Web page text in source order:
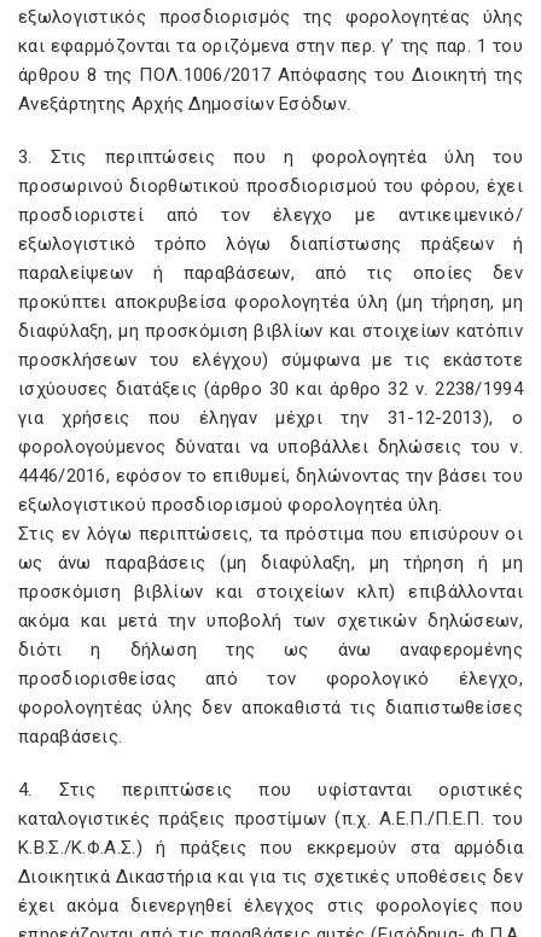
εξωλογιστικός προσδιορισμός της φορολογητέας ύλης
και εφαρμόζονται τα οριζόμενα στην περ. γ’ της παρ. 1 του
άρθρου 8 της ΠΟΛ.1006/2017 Απόφασης του Διοικητή της
Ανεξάρτητης Αρχής Δημοσίων Εσόδων.
3. Στις περιπτώσεις που η φορολογητέα ύλη του
προσωρινού διορθωτικού προσδιορισμού του φόρου, έχει
προσδιοριστεί από τον έλεγχο με αντικειμενικό/
εξωλογιστικό τρόπο λόγω διαπίστωσης πράξεων ή
παραλείψεων ή παραβάσεων, από τις οποίες δεν
προκύπτει αποκρυβείσα φορολογητέα ύλη (μη τήρηση, μη
διαφύλαξη, μη προσκόμιση βιβλίων και στοιχείων κατόπιν
προσκλήσεων του ελέγχου) σύμφωνα με τις εκάστοτε
ισχύουσες διατάξεις (άρθρο 30 και άρθρο 32 ν. 2238/1994
για χρήσεις που έληγαν μέχρι την 31-12-2013), ο
φορολογούμενος δύναται να υποβάλλει δηλώσεις του ν.
4446/2016, εφόσον το επιθυμεί, δηλώνοντας την βάσει του
εξωλογιστικού προσδιορισμού φορολογητέα ύλη.
Στις εν λόγω περιπτώσεις, τα πρόστιμα που επισύρουν οι
ως άνω παραβάσεις (μη διαφύλαξη, μη τήρηση ή μη
προσκόμιση βιβλίων και στοιχείων κλπ) επιβάλλονται
ακόμα και μετά την υποβολή των σχετικών δηλώσεων,
διότι η δήλωση της ως άνω αναφερομένης
προσδιορισθείσας από τον φορολογικό έλεγχο,
φορολογητέας ύλης δεν αποκαθιστά τις διαπιστωθείσες
παραβάσεις.
4. Στις περιπτώσεις που υφίστανται οριστικές
καταλογιστικές πράξεις προστίμων (π.χ. Α.Ε.Π./Π.Ε.Π. του
Κ.Β.Σ./Κ.Φ.Α.Σ.) ή πράξεις που εκκρεμούν στα αρμόδια
Διοικητικά Δικαστήρια και για τις σχετικές υποθέσεις δεν
έχει ακόμα διενεργηθεί έλεγχος στις φορολογίες που